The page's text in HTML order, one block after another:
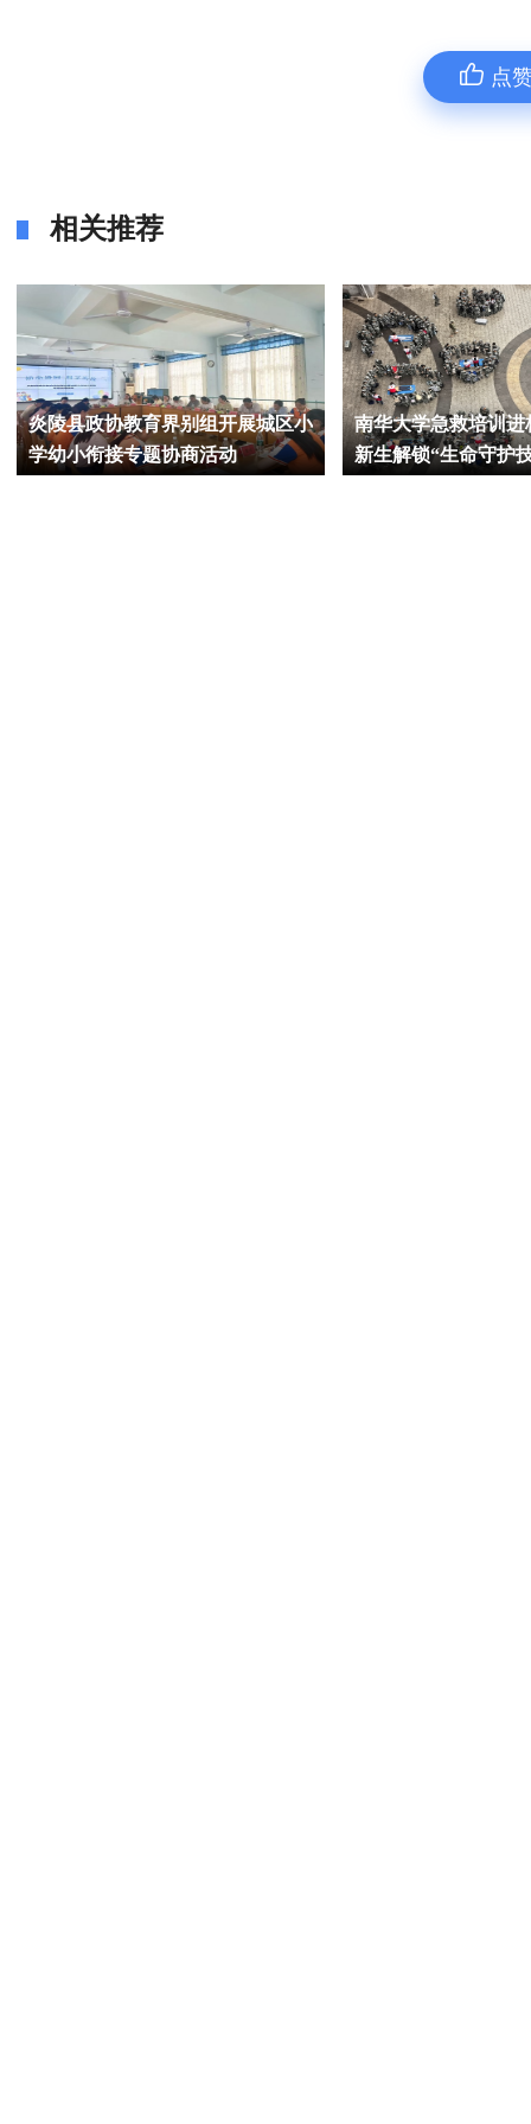
点
相关推荐
南华大学急救培训进校园 近万名
新生解锁“生命守护技能”
衡东县向阳幼儿园：
为华夏”双节活动温